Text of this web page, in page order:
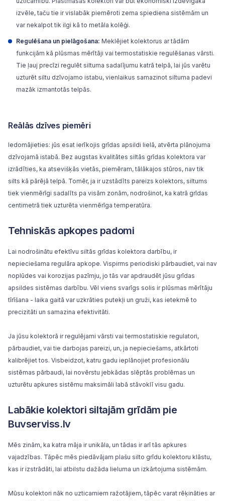
izvēle, taču tie ir vislabāk piemēroti zema spiediena sistēmām un
var nekalpot tik ilgi kā to metāla kolēģi.
Regulēšana un pielāgošana: Meklējiet kolektorus ar tādām
funkcijām kā plūsmas mērītāji vai termostatiskie regulēšanas vārsti.
Tie ļauj precīzi regulēt siltuma sadalījumu katrā telpā, lai jūs varētu
uzturēt siltu dzīvojamo istabu, vienlaikus samazinot siltuma padevi
mazāk izmantotās telpās.
Reālās dzīves piemēri
Iedomājieties: jūs esat ierīkojis grīdas apsildi lielā, atvērta plānojuma
dzīvojamā istabā. Bez augstas kvalitātes siltās grīdas kolektora var
izrādīties, ka atsevišķās vietās, piemēram, tālākajos stūros, nav tik
silts kā pārējā telpā. Tomēr, ja ir uzstādīts pareizs kolektors, siltums
tiek vienmērīgi sadalīts pa visām zonām, nodrošinot, ka katrā grīdas
centimetrā tiek uzturēta vienmērīga temperatūra.
Tehniskās apkopes padomi
Lai nodrošinātu efektīvu siltās grīdas kolektora darbību, ir
nepieciešama regulāra apkope. Vispirms periodiski pārbaudiet, vai nav
noplūdes vai korozijas pazīmju, jo tās var apdraudēt jūsu grīdas
apsildes sistēmas darbību. Vēl viens svarīgs solis ir plūsmas mērītāju
tīrīšana - laika gaitā var uzkrāties putekļi un gruži, kas ietekmē to
precizitāti un samazina efektivitāti.
Ja jūsu kolektorā ir regulējami vārsti vai termostatiskie regulatori,
pārbaudiet, vai tie darbojas pareizi, un, ja nepieciešams, atkārtoti
kalibrējiet tos. Visbeidzot, katru gadu ieplānojiet profesionālu
sistēmas pārbaudi, lai novērstu jebkādas slēptās problēmas un
uzturētu apkures sistēmu maksimāli labā stāvoklī visu gadu.
Labākie kolektori siltajām grīdām pie
Buvserviss.lv
Mēs zinām, ka katra māja ir unikāla, un tādas ir arī tās apkures
vajadzības. Tāpēc mēs piedāvājam plašu silto grīdu kolektoru klāstu,
kas ir izstrādāti, lai atbilstu dažāda lieluma un izkārtojuma sistēmām.
Mūsu kolektori nāk no uzticamiem ražotājiem, tāpēc varat rēķināties ar